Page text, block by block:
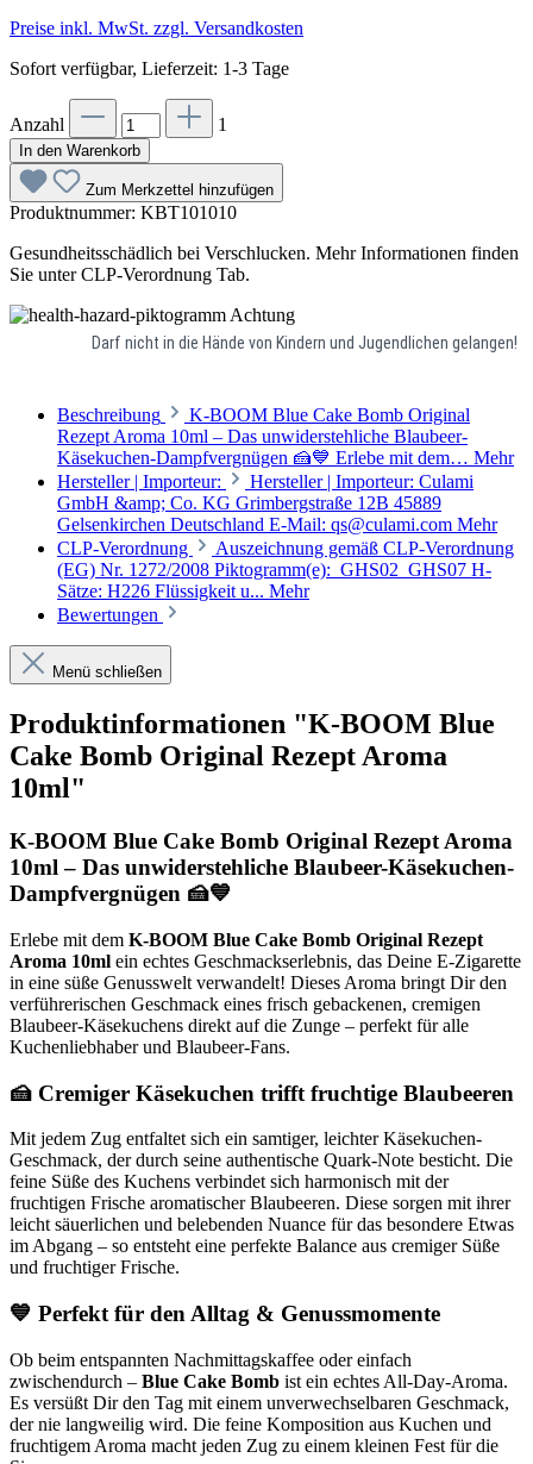
Preise inkl. MwSt. zzgl. Versandkosten
Sofort verfügbar, Lieferzeit: 1-3 Tage
Anzahl 1
In den Warenkorb
Zum Merkzettel hinzufügen
Produktnummer: KBT101010
Gesundheitsschädlich bei Verschlucken. Mehr Informationen finden
Sie unter CLP-Verordnung Tab.
Achtung
Darf nicht in die Hände von Kindern und Jugendlichen gelangen!
Beschreibung
K-BOOM Blue Cake Bomb Original
Rezept Aroma 10ml – Das unwiderstehliche Blaubeer-
Käsekuchen-Dampfvergnügen 🍰💙 Erlebe mit dem… Mehr
Hersteller | Importeur:
Hersteller | Importeur: Culami
GmbH &amp; Co. KG Grimbergstraße 12B 45889
Gelsenkirchen Deutschland E-Mail: qs@culami.com Mehr
CLP-Verordnung
Auszeichnung gemäß CLP-Verordnung
(EG) Nr. 1272/2008 Piktogramm(e): GHS02 GHS07 H-
Sätze: H226 Flüssigkeit u... Mehr
Bewertungen
Menü schließen
Produktinformationen "K-BOOM Blue
Cake Bomb Original Rezept Aroma
10ml"
K-BOOM Blue Cake Bomb Original Rezept Aroma
10ml – Das unwiderstehliche Blaubeer-Käsekuchen-
Dampfvergnügen 🍰💙
Erlebe mit dem K-BOOM Blue Cake Bomb Original Rezept
Aroma 10ml ein echtes Geschmackserlebnis, das Deine E-Zigarette
in eine süße Genusswelt verwandelt! Dieses Aroma bringt Dir den
verführerischen Geschmack eines frisch gebackenen, cremigen
Blaubeer-Käsekuchens direkt auf die Zunge – perfekt für alle
Kuchenliebhaber und Blaubeer-Fans.
🍰 Cremiger Käsekuchen trifft fruchtige Blaubeeren
Mit jedem Zug entfaltet sich ein samtiger, leichter Käsekuchen-
Geschmack, der durch seine authentische Quark-Note besticht. Die
feine Süße des Kuchens verbindet sich harmonisch mit der
fruchtigen Frische aromatischer Blaubeeren. Diese sorgen mit ihrer
leicht säuerlichen und belebenden Nuance für das besondere Etwas
im Abgang – so entsteht eine perfekte Balance aus cremiger Süße
und fruchtiger Frische.
💙 Perfekt für den Alltag & Genussmomente
Ob beim entspannten Nachmittagskaffee oder einfach
zwischendurch – Blue Cake Bomb ist ein echtes All-Day-Aroma.
Es versüßt Dir den Tag mit einem unverwechselbaren Geschmack,
der nie langweilig wird. Die feine Komposition aus Kuchen und
fruchtigem Aroma macht jeden Zug zu einem kleinen Fest für die